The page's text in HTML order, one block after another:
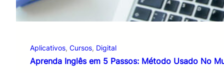
Aplicativos, Cursos, Digital
Aprenda Inglês em 5 Passos: Método Usado No